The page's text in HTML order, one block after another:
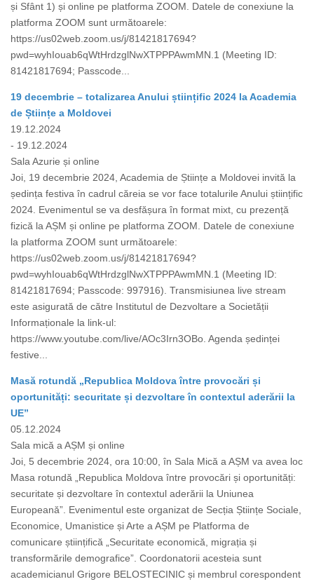
și Sfânt 1) și online pe platforma ZOOM. Datele de conexiune la
platforma ZOOM sunt următoarele:
https://us02web.zoom.us/j/81421817694?
pwd=wyhIouab6qWtHrdzglNwXTPPPAwmMN.1 (Meeting ID:
81421817694; Passcode...
19 decembrie – totalizarea Anului științific 2024 la Academia
de Științe a Moldovei
19.12.2024
- 19.12.2024
Sala Azurie și online
Joi, 19 decembrie 2024, Academia de Științe a Moldovei invită la
ședința festiva în cadrul căreia se vor face totalurile Anului științific
2024. Evenimentul se va desfășura în format mixt, cu prezență
fizică la AȘM și online pe platforma ZOOM. Datele de conexiune
la platforma ZOOM sunt următoarele:
https://us02web.zoom.us/j/81421817694?
pwd=wyhIouab6qWtHrdzglNwXTPPPAwmMN.1 (Meeting ID:
81421817694; Passcode: 997916). Transmisiunea live stream
este asigurată de către Institutul de Dezvoltare a Societății
Informaționale la link-ul:
https://www.youtube.com/live/AOc3Irn3OBo. Agenda ședinței
festive...
Masă rotundă „Republica Moldova între provocări și
oportunități: securitate și dezvoltare în contextul aderării la
UE”
05.12.2024
Sala mică a AȘM și online
Joi, 5 decembrie 2024, ora 10:00, în Sala Mică a AȘM va avea loc
Masa rotundă „Republica Moldova între provocări și oportunități:
securitate și dezvoltare în contextul aderării la Uniunea
Europeană”. Evenimentul este organizat de Secția Științe Sociale,
Economice, Umanistice și Arte a AȘM pe Platforma de
comunicare științifică „Securitate economică, migrația și
transformările demografice”. Coordonatorii acesteia sunt
academicianul Grigore BELOSTECINIC și membrul corespondent